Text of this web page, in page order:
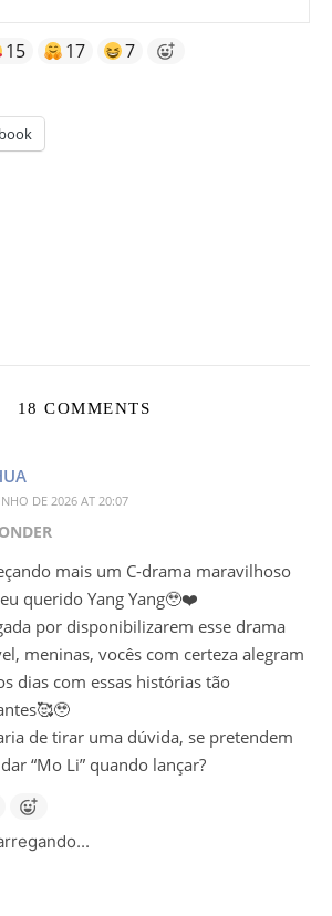
15 17 7
18 COMMENTS
DE 2026 AT 20:07
mais um C-drama maravilhoso
querido Yang Yang🥹❤️
por disponibilizarem esse drama
meninas, vocês com certeza alegram
dias com essas histórias tão
de tirar uma dúvida, se pretendem
“Mo Li” quando lançar?